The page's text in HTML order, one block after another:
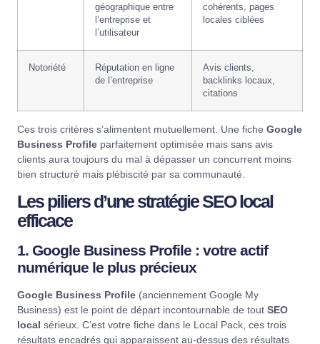
géographique entre
l’entreprise et
l’utilisateur
cohérents, pages
locales ciblées
Notoriété
Réputation en ligne
de l’entreprise
Avis clients,
backlinks locaux,
citations
Ces trois critères s’alimentent mutuellement. Une fiche Google
Business Profile parfaitement optimisée mais sans avis
clients aura toujours du mal à dépasser un concurrent moins
bien structuré mais plébiscité par sa communauté.
Les piliers d’une stratégie SEO local
efficace
1. Google Business Profile : votre actif
numérique le plus précieux
Google Business Profile (anciennement Google My
Business) est le point de départ incontournable de tout SEO
local sérieux. C’est votre fiche dans le Local Pack, ces trois
résultats encadrés qui apparaissent au-dessus des résultats